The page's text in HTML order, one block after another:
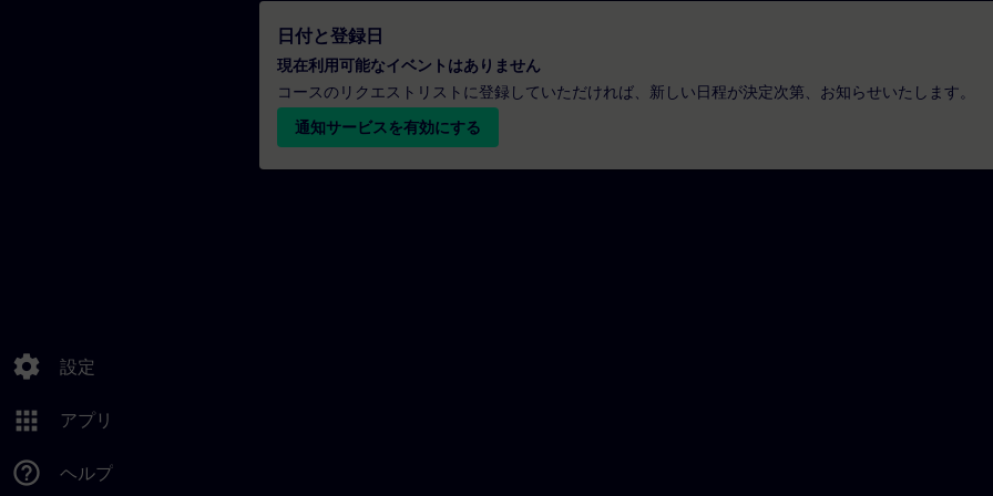
settings 設定
apps アプリ
help_outline ヘルプ
日付と登録日
現在利用可能なイベントはありません
コースのリクエストリストに登録していただければ、新しい日程が決定次第、お知らせいたします。
通知サービスを有効にする